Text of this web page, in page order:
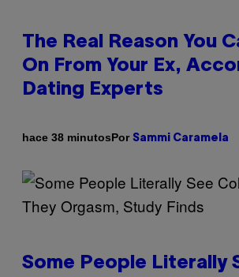
The Real Reason You
On From Your Ex,
Dating Experts
hace 38 minutosPor Sammi Caramela
Some People Literally